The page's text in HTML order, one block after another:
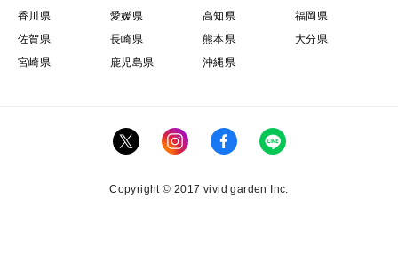
香川県
愛媛県 高知県
福岡県
佐賀県
長崎県 熊本県
大分県
宮崎県
鹿児島県 沖縄県
Copyright © 2017 vivid garden Inc.